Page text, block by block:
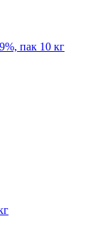
пак 10 кг